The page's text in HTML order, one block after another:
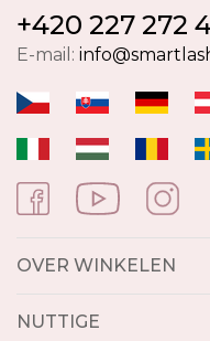
+420 227 272
E-mail:
OVER WINKELEN
NUTTIGE